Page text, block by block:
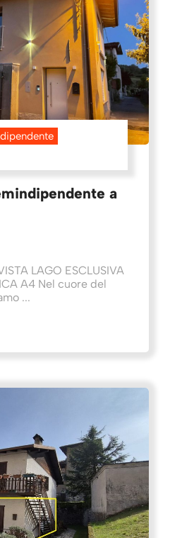
a
LAGO ESCLUSIVA
A4 Nel cuore del
...